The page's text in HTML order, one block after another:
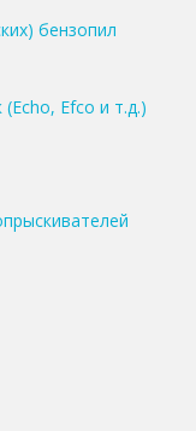
бензопил
Efco и т.д.)